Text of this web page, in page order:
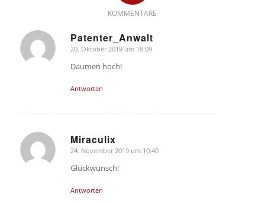
KOMMENTARE
Patenter_Anwalt
sagte:
20. Oktober 2019 um 18:09
Daumen hoch!
Antworten
Miraculix
sagte:
24. November 2019 um 10:40
Glückwunsch!
Antworten